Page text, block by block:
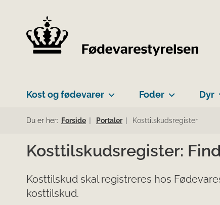
Kost og fødevarer Foder Dyr
Du er her: Forside Portaler Kosttilskudsregister
Kosttilskudsregister:
Kosttilskud skal registreres hos
kosttilskud.